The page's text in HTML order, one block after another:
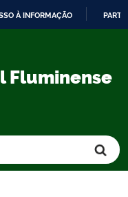
À INFORMAÇÃO
Fluminense